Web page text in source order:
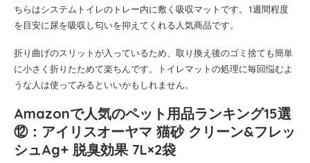
ちらはシステムトイレのトレー内に敷く吸収マットです。1週間程度
を目安に尿を吸収し匂いを抑えてくれる人気商品です。
折り曲げのスリットが入っているため、取り換え後のゴミ捨ても簡単
に小さく折りたためて楽ちんです。トイレマットの処理に毎回悩むよ
うな人は使ってみるといいかもしれません。
Amazonで人気のペット用品ランキング15選
⑫：アイリスオーヤマ 猫砂 クリーン&フレッ
シュAg+ 脱臭効果 7L×2袋